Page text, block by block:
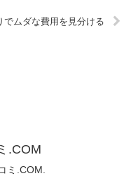
でムダな費用を見分ける
.COM
ミ.COM.